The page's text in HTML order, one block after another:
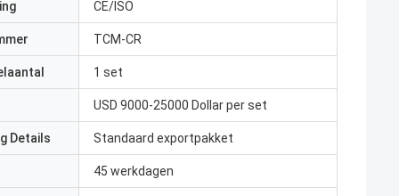
CE/ISO
TCM-CR
1 set
USD 9000-25000 Dollar per set
Details Standaard exportpakket
45 werkdagen